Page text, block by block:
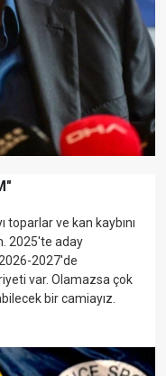
ve kan kaybını
2025'te aday
2027'de
var. Olamazsa çok
bir camiayız.